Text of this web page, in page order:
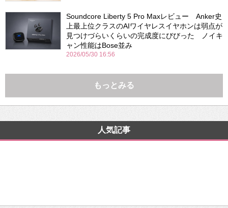
Soundcore Liberty 5 Pro Maxレビュー Anker史
上最上位クラスのAIワイヤレスイヤホンは弱点が
見つけづらいくらいの完成度にびびった ノイキ
ャン性能はBose並み
2026/05/30 16:56
もっとみる
人気記事